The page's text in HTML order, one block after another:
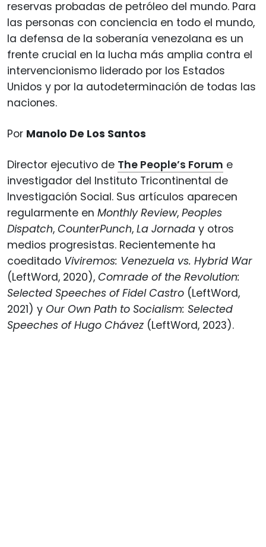
reservas probadas de petróleo del mundo. Para
las personas con conciencia en todo el mundo,
la defensa de la soberanía venezolana es un
frente crucial en la lucha más amplia contra el
intervencionismo liderado por los Estados
Unidos y por la autodeterminación de todas las
naciones.
Por Manolo De Los Santos
Director ejecutivo de The People’s Forum e
investigador del Instituto Tricontinental de
Investigación Social. Sus artículos aparecen
regularmente en Monthly Review, Peoples
Dispatch, CounterPunch, La Jornada y otros
medios progresistas. Recientemente ha
coeditado Viviremos: Venezuela vs. Hybrid War
(LeftWord, 2020), Comrade of the Revolution:
Selected Speeches of Fidel Castro (LeftWord,
2021) y Our Own Path to Socialism: Selected
Speeches of Hugo Chávez (LeftWord, 2023).